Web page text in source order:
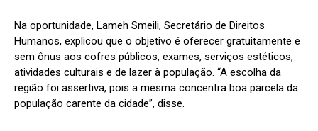
Na oportunidade, Lameh Smeili, Secretário de Direitos
Humanos, explicou que o objetivo é oferecer gratuitamente e
sem ônus aos cofres públicos, exames, serviços estéticos,
atividades culturais e de lazer à população. “A escolha da
região foi assertiva, pois a mesma concentra boa parcela da
população carente da cidade”, disse.